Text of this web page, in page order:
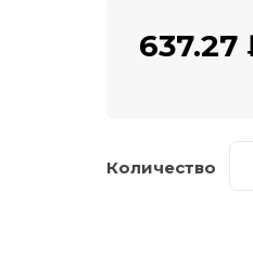
637.27
Количество